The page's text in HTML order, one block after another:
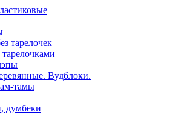
тарелочек
Вудблоки.
тамы
думбеки